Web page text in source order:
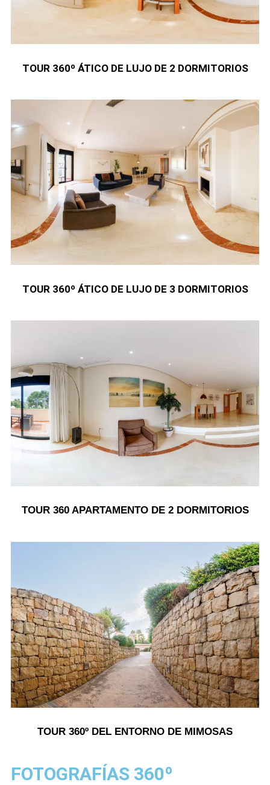
TOUR 360º ÁTICO DE LUJO DE 2 DORMITORIOS
TOUR 360º ÁTICO DE LUJO DE 3 DORMITORIOS
TOUR 360 APARTAMENTO DE 2 DORMITORIOS
TOUR 360º DEL ENTORNO DE MIMOSAS
FOTOGRAFÍAS 360º